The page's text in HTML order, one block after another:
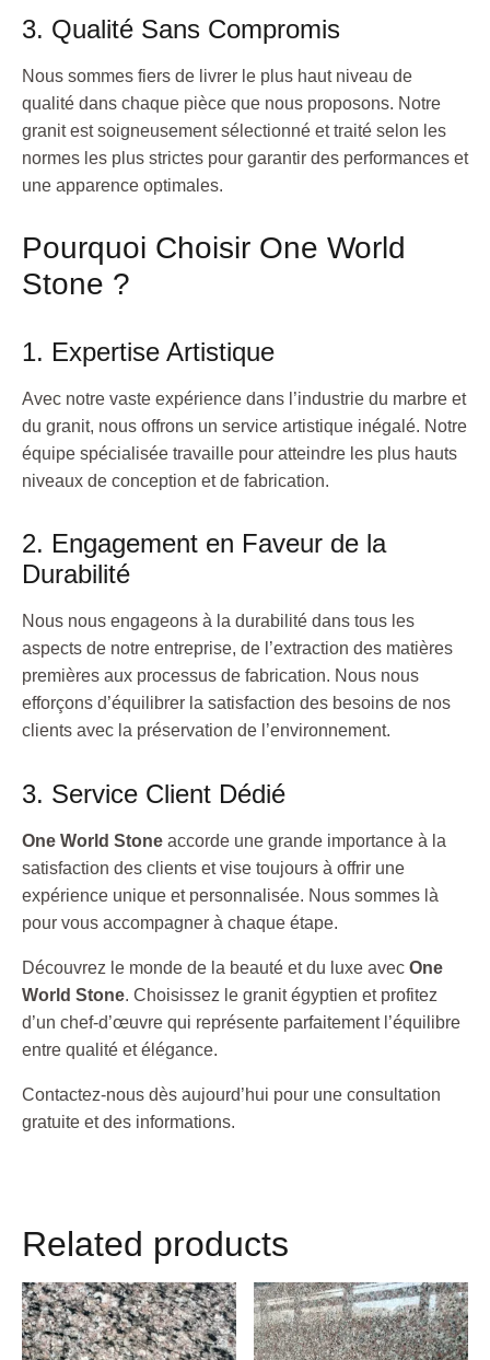
3. Qualité Sans Compromis
Nous sommes fiers de livrer le plus haut niveau de
qualité dans chaque pièce que nous proposons. Notre
granit est soigneusement sélectionné et traité selon les
normes les plus strictes pour garantir des performances et
une apparence optimales.
Pourquoi Choisir One World
Stone ?
1. Expertise Artistique
Avec notre vaste expérience dans l’industrie du marbre et
du granit, nous offrons un service artistique inégalé. Notre
équipe spécialisée travaille pour atteindre les plus hauts
niveaux de conception et de fabrication.
2. Engagement en Faveur de la
Durabilité
Nous nous engageons à la durabilité dans tous les
aspects de notre entreprise, de l’extraction des matières
premières aux processus de fabrication. Nous nous
efforçons d’équilibrer la satisfaction des besoins de nos
clients avec la préservation de l’environnement.
3. Service Client Dédié
One World Stone accorde une grande importance à la
satisfaction des clients et vise toujours à offrir une
expérience unique et personnalisée. Nous sommes là
pour vous accompagner à chaque étape.
Découvrez le monde de la beauté et du luxe avec One
World Stone. Choisissez le granit égyptien et profitez
d’un chef-d’œuvre qui représente parfaitement l’équilibre
entre qualité et élégance.
Contactez-nous dès aujourd’hui pour une consultation
gratuite et des informations.
Related products